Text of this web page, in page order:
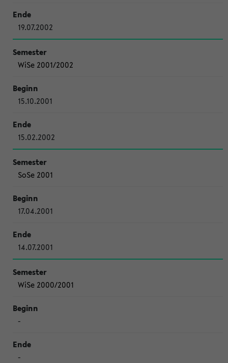
19.07.2002
WiSe 2001/2002
15.10.2001
15.02.2002
SoSe 2001
17.04.2001
14.07.2001
WiSe 2000/2001
-
-